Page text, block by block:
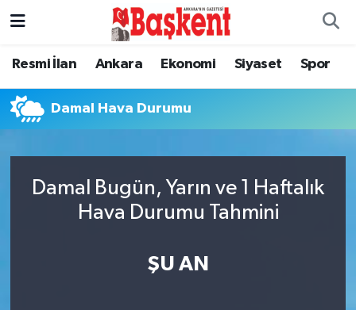
Resmi İlan Ankara Ekonomi Siyaset Spor
Damal Hava Durumu
Damal Bugün, Yarın ve 1 Haftalık
Hava Durumu Tahmini
ŞU AN
Ankara
Asayiş
Dünya
Eğitim
Ankara Nöbetçi Eczaneler
Ankara Hava Durumu
Ankara Trafik Yoğunluk Haritası
Süper Lig Puan Durumu ve Fikstür